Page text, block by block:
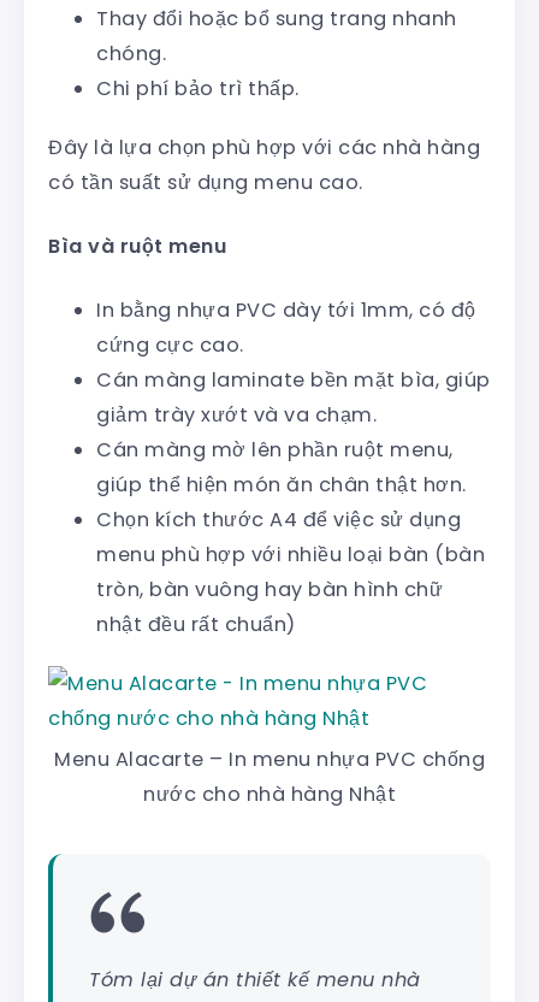
Thay đổi hoặc bổ sung trang nhanh
chóng.
Chi phí bảo trì thấp.
Đây là lựa chọn phù hợp với các nhà hàng
có tần suất sử dụng menu cao.
Bìa và ruột menu
In bằng nhựa PVC dày tới 1mm, có độ
cứng cực cao.
Cán màng laminate bền mặt bìa, giúp
giảm trày xướt và va chạm.
Cán màng mờ lên phần ruột menu,
giúp thể hiện món ăn chân thật hơn.
Chọn kích thước A4 để việc sử dụng
menu phù hợp với nhiều loại bàn (bàn
tròn, bàn vuông hay bàn hình chữ
nhật đều rất chuẩn)
Menu Alacarte – In menu nhựa PVC chống
nước cho nhà hàng Nhật
Tóm lại dự án thiết kế menu nhà